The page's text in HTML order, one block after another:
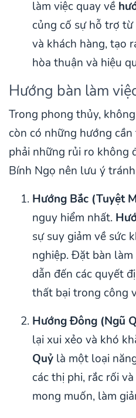
làm việc quay về
củng cố sự hỗ trợ
và khách hàng, tạo
hòa thuận và hiệu
Hướng bàn làm
Trong phong thủy,
còn có những hướng
phải những rủi ro không
Bính Ngọ nên lưu ý
Hướng Bắc (Tuyệt
nguy hiểm nhất.
sự suy giảm về sức
nghiệp. Đặt bàn
dẫn đến các quyết
thất bại trong công
Hướng Đông (Ngũ
lại xui xẻo và khó
Quỷ là một loại
các thị phi, rắc rối
mong muốn, làm